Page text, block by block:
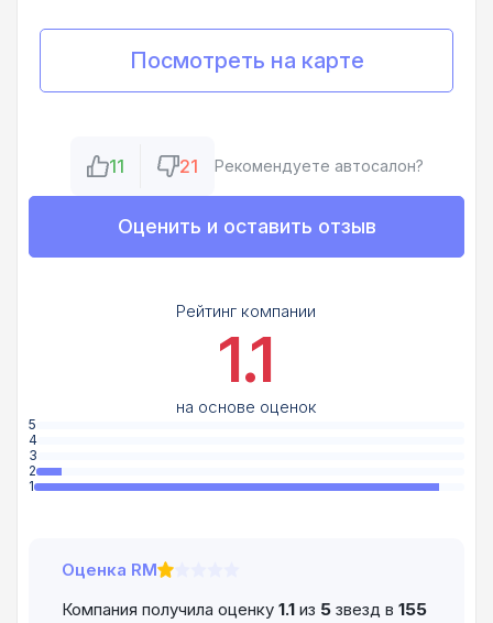
Посмотреть на карте
11 21 Рекомендуете автосалон?
Оценить и оставить отзыв
Рейтинг компании
1.1
на основе оценок
5
4
3
2
1
Оценка RM
Компания получила оценку 1.1 из 5 звезд в 155